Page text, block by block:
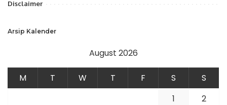
Disclaimer
Arsip Kalender
August 2026
M T W T F S
S
1
2